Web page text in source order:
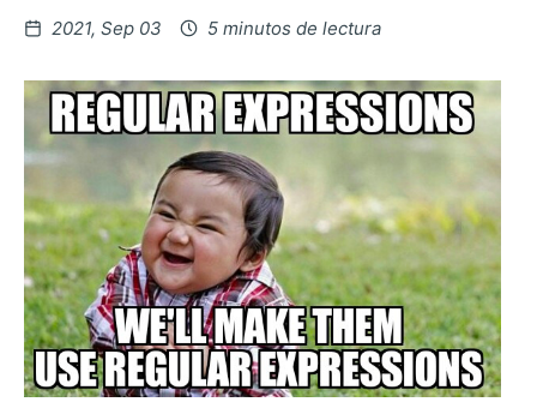
Posteado
2021, Sep 03 5 minutos de lectura